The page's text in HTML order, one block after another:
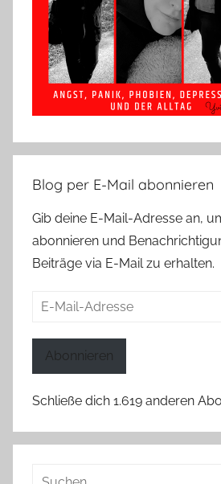
Blog per E-Mail abonnieren
Gib deine E-Mail-Adresse an,
abonnieren und
Beiträge via E-Mail zu erhalten.
E-
Abonnieren
Schließe dich 1.619 anderen
Suchen